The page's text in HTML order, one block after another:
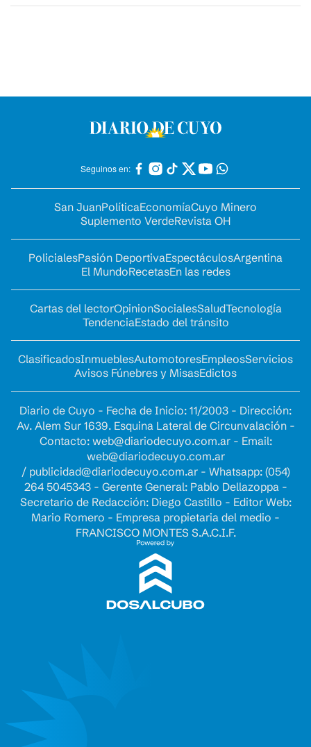
Seguinos en:
San JuanPolíticaEconomíaCuyo Minero
Suplemento VerdeRevista OH
PolicialesPasión DeportivaEspectáculosArgentina
El MundoRecetasEn las redes
Cartas del lectorOpinionSocialesSaludTecnología
TendenciaEstado del tránsito
ClasificadosInmueblesAutomotoresEmpleosServicios
Avisos Fúnebres y MisasEdictos
Diario de Cuyo - Fecha de Inicio: 11/2003 - Dirección:
Av. Alem Sur 1639. Esquina Lateral de Circunvalación -
Contacto: web@diariodecuyo.com.ar- Email:
web@diariodecuyo.com.ar
/ publicidad@diariodecuyo.com.ar- Whatsapp: (054)
264 5045343 - Gerente General: Pablo Dellazoppa -
Secretario de Redacción: Diego Castillo - Editor Web:
Mario Romero - Empresa propietaria del medio -
FRANCISCO MONTES S.A.C.I.F.